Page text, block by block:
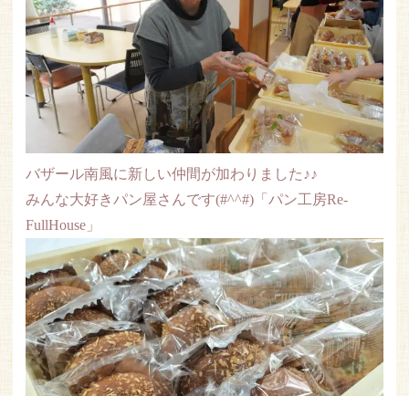
バザール南風に新しい仲間が加わりました♪♪
みんな大好きパン屋さんです(#^^#)「パン工房Re-
FullHouse」